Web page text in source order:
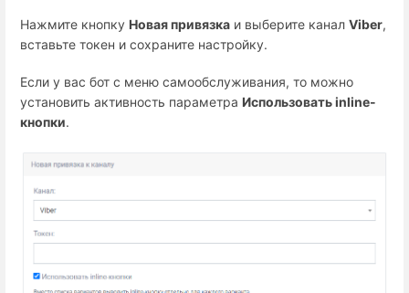
Нажмите кнопку Новая привязка и выберите канал Viber,
вставьте токен и сохраните настройку.
Если у вас бот с меню самообслуживания, то можно
установить активность параметра Использовать inline-
кнопки.